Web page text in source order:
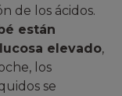
de los ácidos.
están
elevado,
los
se